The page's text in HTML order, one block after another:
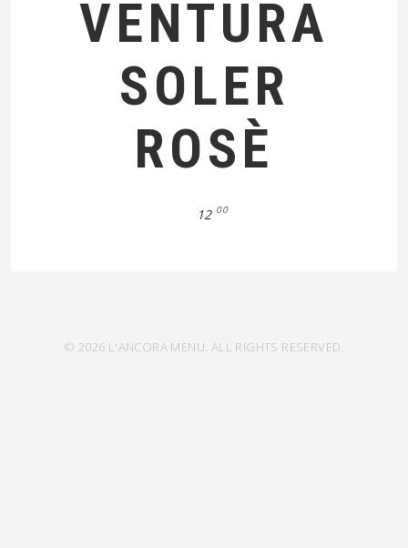
VENTURA
SOLER
ROSÈ
12 00
© 2026 L'ANCORA MENU. ALL RIGHTS RESERVED.